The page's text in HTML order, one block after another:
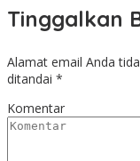
Tinggalkan
Alamat email Anda
ditandai *
Komentar